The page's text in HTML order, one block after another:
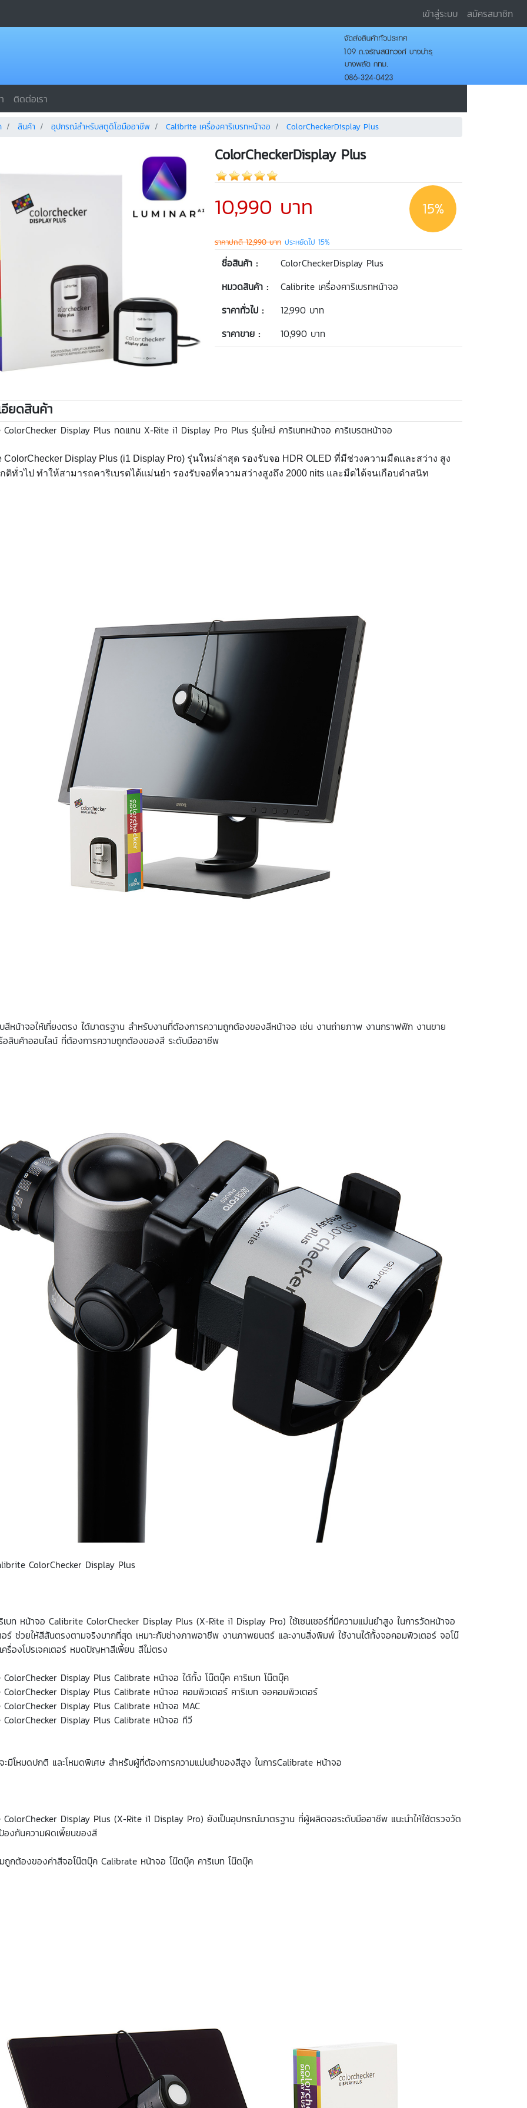
เข้าสู่ระบบ สมัครสมาชิก
ติดต่อเรา
สินค้า อุปกรณ์สำหรับสตูดิโอมืออาชีพ Calibrite เครื่องคาริเบรทหน้าจอ ColorCheckerDisplay Plus
ColorCheckerDisplay Plus
10,990 บาท
ราคาปกติ 12,990 บาท ประหยัดไป 15%
15%
ชื่อสินค้า :
ColorCheckerDisplay Plus
หมวดสินค้า :
Calibrite เครื่องคาริเบรทหน้าจอ
ราคาทั่วไป :
12,990 บาท
ราคาขาย :
10,990 บาท
อียดสินค้า
Display Plus ทดแทน X-Rite i1 Display Pro Plus รุ่นใหม่ คาริเบทหน้าจอ คาริเบรตหน้าจอ
ColorChecker Display Plus (i1 Display Pro) รุ่นใหม่ล่าสุด รองรับจอ HDR OLED ที่มีช่วงความมืดและสว่าง สูง
ติทั่วไป ทำให้สามารถคาริเบรตได้แม่นยำ รองรับจอที่ความสว่างสูงถึง 2000 nits และมืดได้จนเกือบดำสนิท
สีหน้าจอให้เที่ยงตรง ได้มาตรฐาน สำหรับงานที่ต้องการความถูกต้องของสีหน้าจอ เช่น งานถ่ายภาพ งานกราฟฟิก งานขาย
อสินค้าออนไลน์ ที่ต้องการความถูกต้องของสี ระดับมืออาชีพ
ColorChecker Display Plus
เบท หน้าจอ Calibrite ColorChecker Display Plus (X-Rite i1 Display Pro) ใช้เซนเซอร์ที่มีความแม่นยำสูง ในการวัดหน้าจอ
ร์ ช่วยให้สีสันตรงตามจริงมากที่สุด เหมาะกับช่างภาพอาชีพ งานภาพยนตร์ และงานสิ่งพิมพ์ ใช้งานได้ทั้งจอคอมพิวเตอร์ จอโน๊
ครื่องโปรเจคเตอร์ หมดปัญหาสีเพี้ยน สีไม่ตรง
Display Plus Calibrate หน้าจอ ได้ทั้ง โน๊ตบุ๊ค คาริเบท โน๊ตบุ๊ค
Display Plus Calibrate หน้าจอ คอมพิวเตอร์ คาริเบท จอคอมพิวเตอร์
Display Plus Calibrate หน้าจอ MAC
Display Plus Calibrate หน้าจอ ทีวี
ะมีโหมดปกติ และโหมดพิเศษ สำหรับผู้ที่ต้องการความแม่นยำของสีสูง ในการCalibrate หน้าจอ
Display Plus (X-Rite i1 Display Pro) ยังเป็นอุปกรณ์มาตรฐาน ที่ผู้ผลิตจอระดับมืออาชีพ แนะนำให้ใช้ตรวจวัด
องกันความผิดเพี้ยนของสี
ถูกต้องของค่าสีจอโน๊ตบุ๊ค Calibrate หน้าจอ โน๊ตบุ๊ค คาริเบท โน๊ตบุ๊ค